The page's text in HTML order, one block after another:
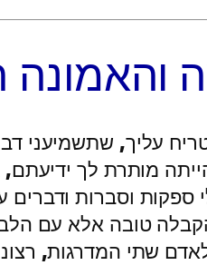
והאמונה
עליך, שתשמיעני
מותרת לך
וסברות
טובה אלא עם
שתי המדרגות,